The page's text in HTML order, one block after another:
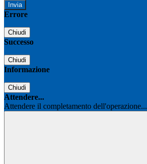
Errore
Chiudi
Successo
Chiudi
Informazione
Chiudi
Attendere...
Attendere il completamento dell'operazione...